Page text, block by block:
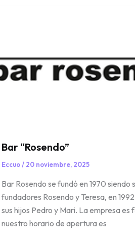
Bar “Rosendo”
Eccuo / 20 noviembre, 2025
Bar Rosendo se fundó en 1970 siendo
fundadores Rosendo y Teresa, en
sus hijos Pedro y Mari. La empresa es
nuestro horario de apertura es